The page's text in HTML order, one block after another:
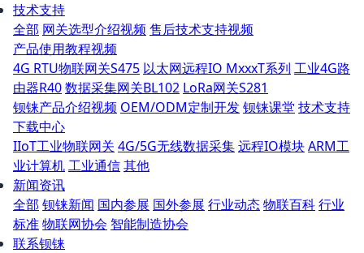
技术支持
全部 网关选型介绍视频 售后技术支持视频
产品使用教程视频
4G RTU物联网关S475 以太网远程IO MxxxT系列 工业4G路
由器R40数据采集网关BL102 LoRa网关S281
钡铼产品介绍视频 OEM/ODM定制开发钡铼课堂 技术支持
下载中心
IIoT工业物联网关 4G/5G无线数据采集远程IO模块ARM工
业计算机工业通信其他
新闻资讯
全部 钡铼新闻 国内参展 国外参展 行业动态物联百科行业
标准物联网协会 智能制造协会
联系钡铼